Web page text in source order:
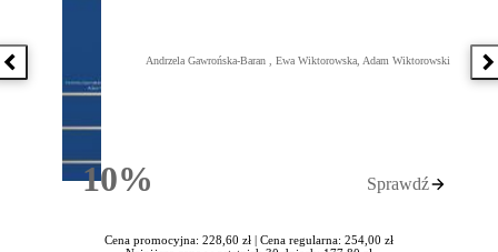
Poprzednia książka
10%Rabatu
Andrzela Gawrońska-Baran , Ewa Wiktorowska, Adam Wiktorowski
Sprawdź
Cena promocyjna: 228,60 zł | Cena regularna: 254,00 zł